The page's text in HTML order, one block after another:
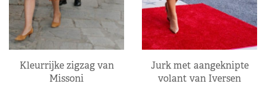
Kleurrijke zigzag van
Missoni
Jurk met aangeknipte
volant van Iversen